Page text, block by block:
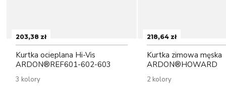
203,38 zł
Kurtka ocieplana Hi-Vis
ARDON®REF601-602-603
3 kolory
218,64 zł
Kurtka zimowa męska
ARDON®HOWARD
2 kolory